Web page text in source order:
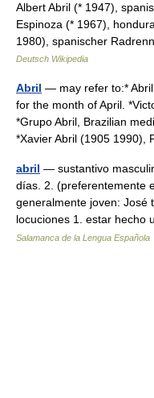
Albert Abril (* 1947),
Espinoza (* 1967),
1980), spanischer
Deutsch Wikipedia
Abril — may refer to:*
for the month of April.
*Grupo Abril, Brazilian
*Xavier Abril (1905
abril — sustantivo
días. 2. (preferentemente
generalmente joven: José
locuciones 1. estar
Salamanca de la Lengua Española